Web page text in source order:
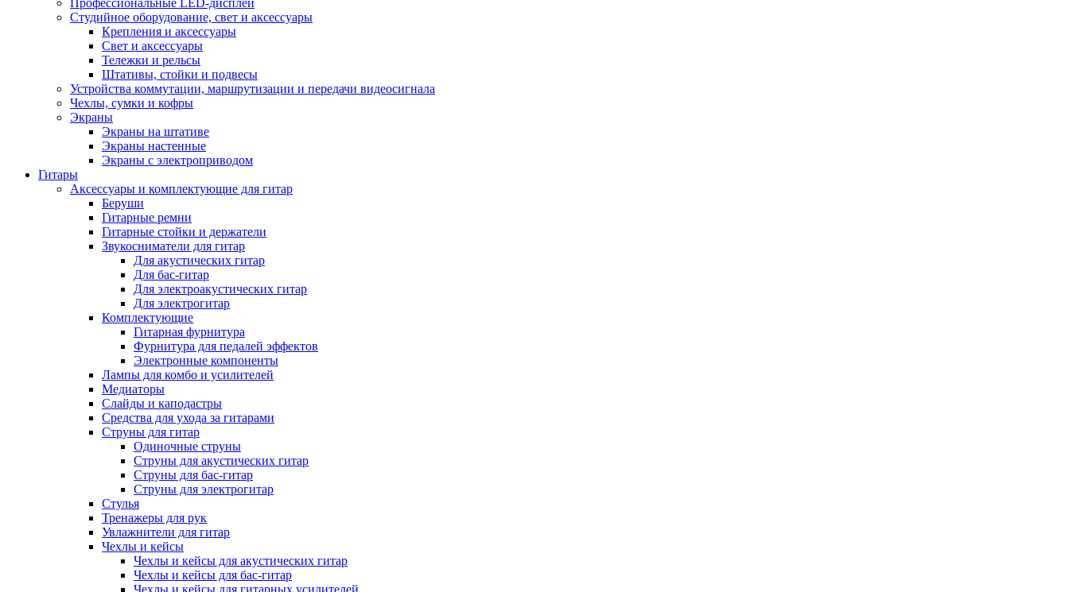
Профессиональные LED-дисплеи
Студийное оборудование, свет и аксессуары
Крепления и аксессуары
Свет и аксессуары
Тележки и рельсы
Штативы, стойки и подвесы
Устройства коммутации, маршрутизации и передачи видеосигнала
Чехлы, сумки и кофры
Экраны
Экраны на штативе
Экраны настенные
Экраны с электроприводом
Гитары
Аксессуары и комплектующие для гитар
Беруши
Гитарные ремни
Гитарные стойки и держатели
Звукосниматели для гитар
Для акустических гитар
Для бас-гитар
Для электроакустических гитар
Для электрогитар
Комплектующие
Гитарная фурнитура
Фурнитура для педалей эффектов
Электронные компоненты
Лампы для комбо и усилителей
Медиаторы
Слайды и каподастры
Средства для ухода за гитарами
Струны для гитар
Одиночные струны
Струны для акустических гитар
Струны для бас-гитар
Струны для электрогитар
Стулья
Тренажеры для рук
Увлажнители для гитар
Чехлы и кейсы
Чехлы и кейсы для акустических гитар
Чехлы и кейсы для бас-гитар
Чехлы и кейсы для гитарных усилителей